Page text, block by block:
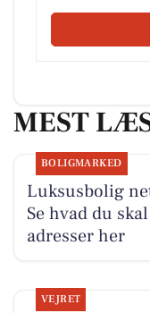
MEST
BOLIGMARKED
Luksusbolig
Se hvad du
adresser her
VEJRET